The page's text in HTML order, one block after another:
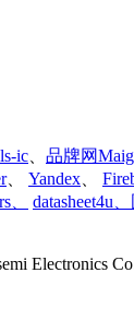
ic 品牌网
、 Yandex
datasheet4u
Electronics